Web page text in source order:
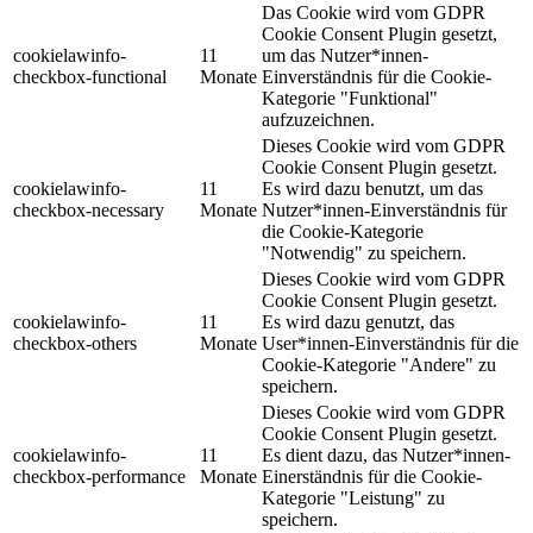
cookielawinfo-
checkbox-functional
11
Monate
Das Cookie wird vom GDPR
Cookie Consent Plugin gesetzt,
um das Nutzer*innen-
Einverständnis für die Cookie-
Kategorie "Funktional"
aufzuzeichnen.
cookielawinfo-
checkbox-necessary
11
Monate
Dieses Cookie wird vom GDPR
Cookie Consent Plugin gesetzt.
Es wird dazu benutzt, um das
Nutzer*innen-Einverständnis für
die Cookie-Kategorie
"Notwendig" zu speichern.
cookielawinfo-
checkbox-others
11
Monate
Dieses Cookie wird vom GDPR
Cookie Consent Plugin gesetzt.
Es wird dazu genutzt, das
User*innen-Einverständnis für die
Cookie-Kategorie "Andere" zu
speichern.
cookielawinfo-
checkbox-performance
11
Monate
Dieses Cookie wird vom GDPR
Cookie Consent Plugin gesetzt.
Es dient dazu, das Nutzer*innen-
Einerständnis für die Cookie-
Kategorie "Leistung" zu
speichern.